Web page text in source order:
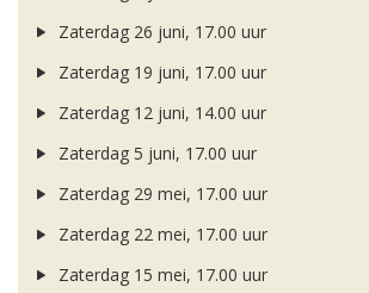
Zaterdag 26 juni, 17.00 uur
Zaterdag 19 juni, 17.00 uur
Zaterdag 12 juni, 14.00 uur
Zaterdag 5 juni, 17.00 uur
Zaterdag 29 mei, 17.00 uur
Zaterdag 22 mei, 17.00 uur
Zaterdag 15 mei, 17.00 uur